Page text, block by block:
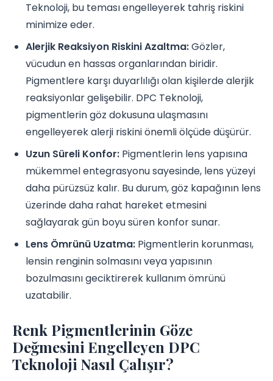
Teknoloji, bu teması engelleyerek tahriş riskini
minimize eder.
Alerjik Reaksiyon Riskini Azaltma:Gözler,
vücudun en hassas organlarından biridir.
Pigmentlere karşı duyarlılığı olan kişilerde alerjik
reaksiyonlar gelişebilir. DPC Teknoloji,
pigmentlerin göz dokusuna ulaşmasını
engelleyerek alerji riskini önemli ölçüde düşürür.
Uzun Süreli Konfor: Pigmentlerin lens yapısına
mükemmel entegrasyonu sayesinde, lens yüzeyi
daha pürüzsüz kalır. Bu durum, göz kapağının lens
üzerinde daha rahat hareket etmesini
sağlayarak gün boyu süren konfor sunar.
Lens Ömrünü Uzatma: Pigmentlerin korunması,
lensin renginin solmasını veya yapısının
bozulmasını geciktirerek kullanım ömrünü
uzatabilir.
Renk Pigmentlerinin Göze
Değmesini Engelleyen DPC
Teknoloji Nasıl Çalışır?